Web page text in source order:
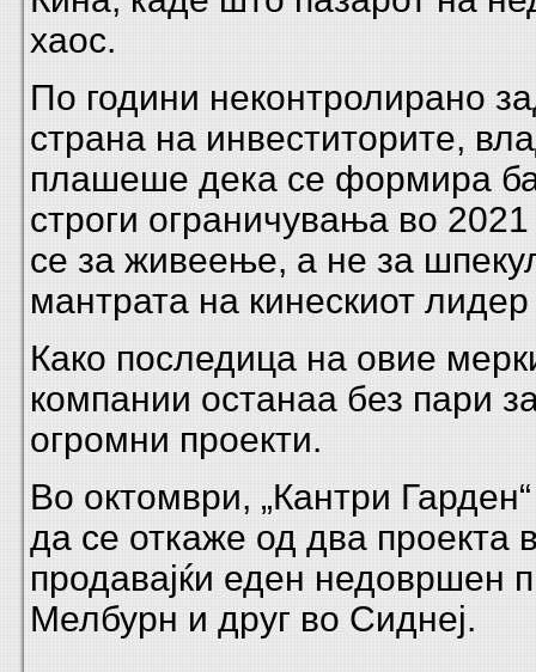
хаос.
По години неконтролирано
страна на инвеститорите,
плашеше дека се формира
строги ограничувања во 2021
се за живеење, а не за
мантрата на кинескиот
Како последица на овие
компании останаа без пари
огромни проекти.
Во октомври, „Кантри
да се откаже од два проекта
продавајќи еден недовршен
Мелбурн и друг во Сиднеј.